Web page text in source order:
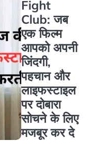
Fight
Club: जब
एक फिल्म
आपको अपनी
जिंदगी,
पहचान और
लाइफस्टाइल
पर दोबारा
सोचने के लिए
मजबूर कर दे